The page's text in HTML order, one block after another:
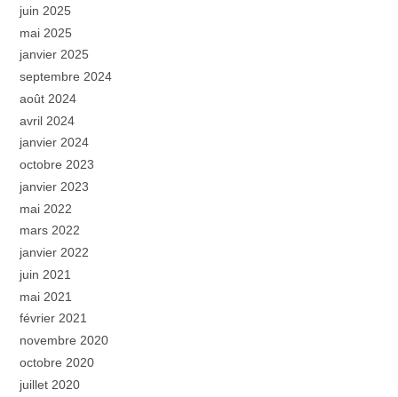
juin 2025
mai 2025
janvier 2025
septembre 2024
août 2024
avril 2024
janvier 2024
octobre 2023
janvier 2023
mai 2022
mars 2022
janvier 2022
juin 2021
mai 2021
février 2021
novembre 2020
octobre 2020
juillet 2020